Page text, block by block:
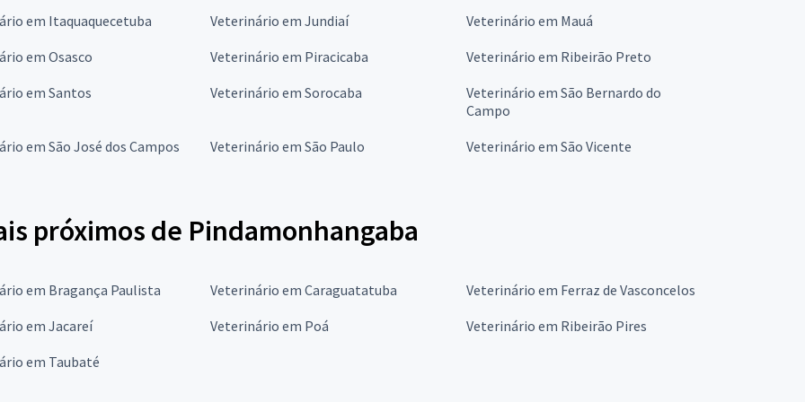
em Itaquaquecetuba Veterinário em Jundiaí
Veterinário em Mauá
em Osasco
Veterinário em Piracicaba
Veterinário em Ribeirão Preto
em Santos
Veterinário em Sorocaba
Veterinário em São Bernardo do
Campo
em São José dos Campos
Veterinário em São Paulo Veterinário em São Vicente
próximos de Pindamonhangaba
em Bragança Paulista Veterinário em Caraguatatuba
Veterinário em Ferraz de Vasconcelos
em Jacareí
Veterinário em Poá
Veterinário em Ribeirão Pires
em Taubaté